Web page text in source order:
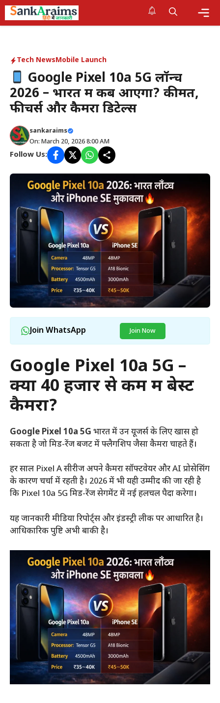
Skip
to
Tech NewsMobile Launch
Google Pixel 10a 5G लॉन्च
2026 – भारत में कब आएगा? कीमत,
फीचर्स और कैमरा डिटेल्स
sankaraims
On: March 20, 2026 8:00 AM
Follow Us:
Join WhatsApp Join Now
Google Pixel 10a 5G –
क्या 40 हजार से कम में बेस्ट
कैमरा?
Google Pixel 10a 5G भारत में उन यूजर्स के लिए खास हो
सकता है जो मिड-रेंज बजट में फ्लैगशिप जैसा कैमरा चाहते हैं।
हर साल Pixel A सीरीज अपने कैमरा सॉफ्टवेयर और AI प्रोसेसिंग
के कारण चर्चा में रहती है। 2026 में भी यही उम्मीद की जा रही है
कि Pixel 10a 5G मिड-रेंज सेगमेंट में नई हलचल पैदा करेगा।
यह जानकारी मीडिया रिपोर्ट्स और इंडस्ट्री लीक पर आधारित है।
आधिकारिक पुष्टि अभी बाकी है।